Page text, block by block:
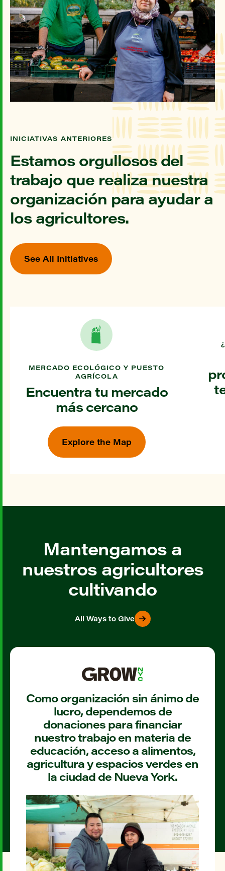
INICIATIVAS ANTERIORES
Estamos orgullosos del
trabajo que realiza nuestra
organización para ayudar a
los agricultores.
See All Initiatives
MERCADO ECOLÓGICO Y PUESTO
AGRÍCOLA
Encuentra tu mercado
más cercano
Explore the Map
Mantengamos a
nuestros agricultores
cultivando
All Ways to Give
Como organización sin ánimo de
lucro, dependemos de
donaciones para financiar
nuestro trabajo en materia de
educación, acceso a alimentos,
agricultura y espacios verdes en
la ciudad de Nueva York.